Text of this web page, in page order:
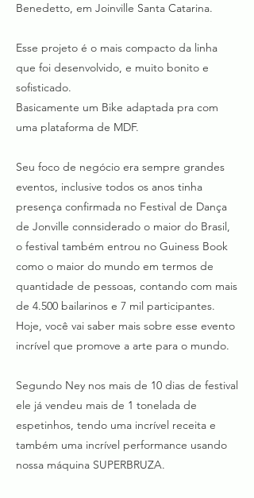
Benedetto, em Joinville Santa Catarina.
Esse projeto é o mais compacto da linha
que foi desenvolvido, e muito bonito e
sofisticado.
Basicamente um Bike adaptada pra com
uma plataforma de MDF.
Seu foco de negócio era sempre grandes
eventos, inclusive todos os anos tinha
presença confirmada no Festival de Dança
de Jonville connsiderado o maior do Brasil,
o festival também entrou no Guiness Book
como o maior do mundo em termos de
quantidade de pessoas, contando com mais
de 4.500 bailarinos e 7 mil participantes.
Hoje, você vai saber mais sobre esse evento
incrível que promove a arte para o mundo.
Segundo Ney nos mais de 10 dias de festival
ele já vendeu mais de 1 tonelada de
espetinhos, tendo uma incrível receita e
também uma incrível performance usando
nossa máquina SUPERBRUZA.